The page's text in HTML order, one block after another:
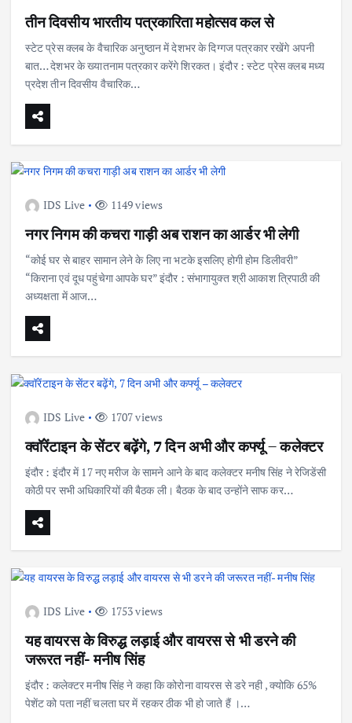
तीन दिवसीय भारतीय पत्रकारिता महोत्सव कल से
स्टेट प्रेस क्लब के वैचारिक अनुष्ठान में देशभर के दिग्गज पत्रकार रखेंगे अपनी
बात… देशभर के ख्यातनाम पत्रकार करेंगे शिरकत। इंदौर : स्टेट प्रेस क्लब मध्य
प्रदेश तीन दिवसीय वैचारिक…
IDS Live 1149 views
नगर निगम की कचरा गाड़ी अब राशन का आर्डर भी लेगी
“कोई घर से बाहर सामान लेने के लिए ना भटके इसलिए होगी होम डिलीवरी”
“किराना एवं दूध पहुंचेगा आपके घर” इंदौर : संभागायुक्त श्री आकाश त्रिपाठी की
अध्यक्षता में आज…
IDS Live 1707 views
क्वॉरेंटाइन के सेंटर बढ़ेंगे, 7 दिन अभी और कर्फ्यू – कलेक्टर
इंदौर : इंदौर में 17 नए मरीज के सामने आने के बाद कलेक्टर मनीष सिंह ने रेजिडेंसी
कोठी पर सभी अधिकारियों की बैठक ली। बैठक के बाद उन्होंने साफ कर…
IDS Live 1753 views
यह वायरस के विरुद्ध लड़ाई और वायरस से भी डरने की
जरूरत नहीं- मनीष सिंह
इंदौर : कलेक्टर मनीष सिंह ने कहा कि कोरोना वायरस से डरे नही , क्योकि 65%
पेशेंट को पता नहीं चलता घर में रहकर ठीक भी हो जाते हैं ।…